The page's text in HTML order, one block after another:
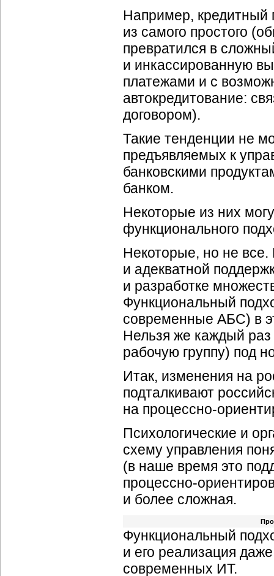
Например, кредитный
из самого простого
превратился в
и инкассированную
платежами и с
автокредитование:
договором).
Такие тенденции не
предъявляемых к
банковскими
банком.
Некоторые из них
функционального
Некоторые, но не
и адекватной
и разработке
Функциональный
современные АБС) в
Нельзя же каждый
рабочую группу) под
Итак, изменения на
подталкивают
на процессно-
Психологические и
схему управления
(в наше время это
процессно-
и более сложная.
Функциональный
и его реализация
современных ИТ.